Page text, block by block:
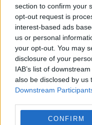
section to confirm your
opt-out request is
interest-based ads
us or personal
your opt-out. You may
disclosure of your
IAB’s list of
also be disclosed by us
Downstream
CONFIRM
Ilie Bolojan
jalon deja